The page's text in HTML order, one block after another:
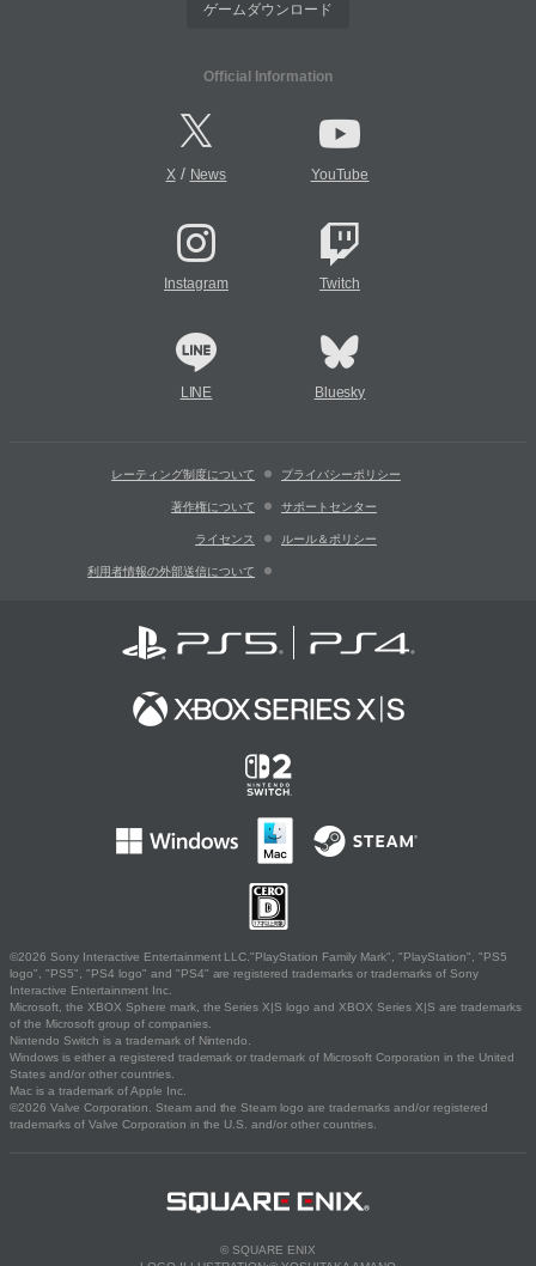
ゲームダウンロード
Official Information
X/ News YouTube
Instagram Twitch
LINE Bluesky
レーティング制度について プライバシーポリシー
著作権について サポートセンター
ライセンス ルール＆ポリシー
利用者情報の外部送信について
©2026 Sony Interactive Entertainment LLC."PlayStation Family Mark", "PlayStation", "PS5
logo", "PS5", "PS4 logo" and "PS4" are registered trademarks or trademarks of Sony
Interactive Entertainment Inc.
Microsoft, the XBOX Sphere mark, the Series X|S logo and XBOX Series X|S are trademarks
of the Microsoft group of companies.
Nintendo Switch is a trademark of Nintendo.
Windows is either a registered trademark or trademark of Microsoft Corporation in the United
States and/or other countries.
Mac is a trademark of Apple Inc.
©2026 Valve Corporation. Steam and the Steam logo are trademarks and/or registered
trademarks of Valve Corporation in the U.S. and/or other countries.
© SQUARE ENIX